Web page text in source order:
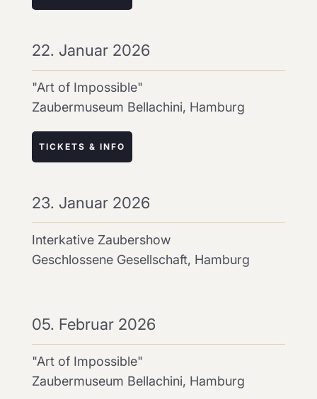
22. Januar 2026
"Art of Impossible"
Zaubermuseum Bellachini, Hamburg
TICKETS & INFO
23. Januar 2026
Interkative Zaubershow
Geschlossene Gesellschaft, Hamburg
05. Februar 2026
"Art of Impossible"
Zaubermuseum Bellachini, Hamburg